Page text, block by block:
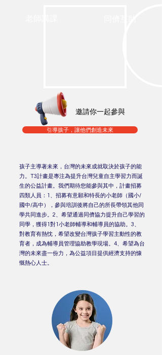
邀請你一起參與
引導孩子，讓他們創造未來
孩子主導著未來，台灣的未來成就取決於孩子的能
力。T3計畫是專注為提升台灣兒童自主學習力而誕
生的公益計畫。我們期待您能參與其中，計畫招募
四類人員：1、招募有意願和特長的小老師（國小/
國中/高中），參與培訓後將自己的所長帶領其他同
學共同進步。2、希望通過同儕協力提升自己學習的
同學，獲得1對1小老師輔導和輔導員的協助。3、
對教育有熱忱，希望改變台灣孩子學習主動性的教
育者，成為輔導員管理協助教學現場。4、希望為台
灣的未來盡一份力，為公益項目提供經濟支持的慷
慨熱心人士。